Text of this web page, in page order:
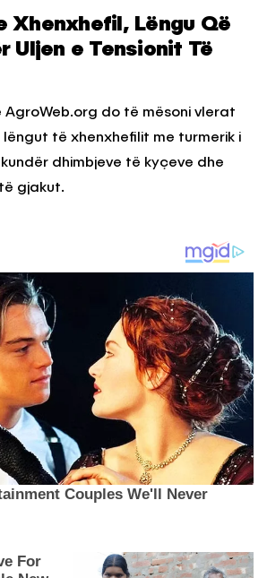
Xhenxhefil, Lëngu Që
Uljen e Tensionit Të
AgroWeb.org do të mësoni vlerat
të xhenxhefilit me turmerik i
kundër dhimbjeve të kyçeve dhe
gjakut.